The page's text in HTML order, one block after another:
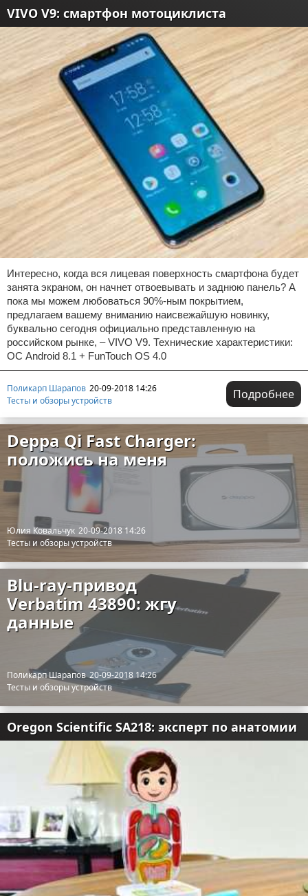
VIVO V9: смартфон мотоциклиста
Интересно, когда вся лицевая поверхность смартфона будет
занята экраном, он начнет отвоевывать и заднюю панель? А
пока мы можем любоваться 90%-ным покрытием,
предлагаем вашему вниманию наисвежайшую новинку,
буквально сегодня официально представленную на
российском рынке, – VIVO V9. Технические характеристики:
ОС Android 8.1 + FunTouch OS 4.0
Поликарп Шарапов 20-09-2018 14:26
Тесты и обзоры устройств
Подробнее
Deppa Qi Fast Charger:
положись на меня
Юлия Ковальчук 20-09-2018 14:26
Тесты и обзоры устройств
Blu-ray-привод
Verbatim 43890: жгу
данные
Поликарп Шарапов 20-09-2018 14:26
Тесты и обзоры устройств
Oregon Scientific SA218: эксперт по анатомии